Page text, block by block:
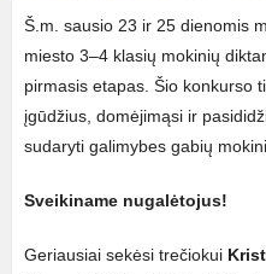
Š.m. sausio 23 ir 25 dienomis
miesto 3–4 klasių mokinių
pirmasis etapas. Šio konkurso
įgūdžius, domėjimąsi ir
sudaryti galimybes gabių
Sveikiname nugalėtojus!
Geriausiai sekėsi trečiokui